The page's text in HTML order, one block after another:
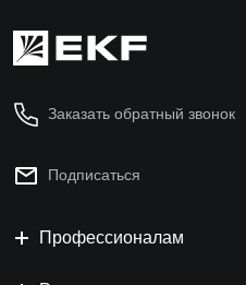
Заказать обратный звонок
Подписаться
Профессионалам